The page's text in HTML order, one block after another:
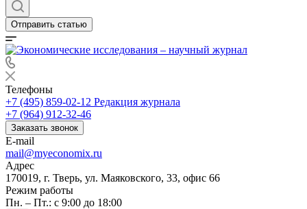
Отправить статью
Телефоны
+7 (495) 859-02-12 Редакция журнала
+7 (964) 912-32-46
Заказать звонок
E-mail
mail@myeconomix.ru
Адрес
170019, г. Тверь, ул. Маяковского, 33, офис 66
Режим работы
Пн. – Пт.: с 9:00 до 18:00